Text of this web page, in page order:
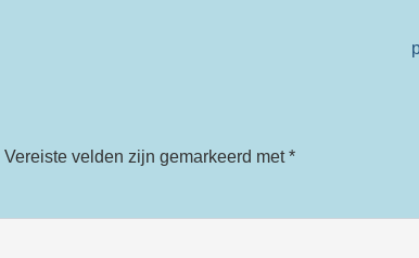
Vereiste velden zijn gemarkeerd met*